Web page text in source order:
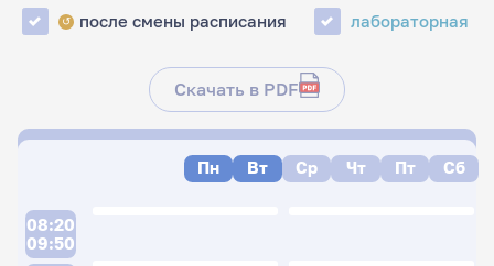
↺ после смены расписания
лабораторная
Скачать в PDF
Пн Вт Ср Чт Пт Сб
08:20
09:50